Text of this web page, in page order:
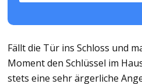
Fällt die Tür ins Schloss und
Moment den Schlüssel im
stets eine sehr ärgerliche